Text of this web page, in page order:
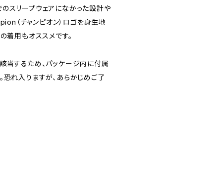
スリープウェアになかった設計や
（チャンピオン）ロゴを身生地
着用もオススメです。
当するため、パッケージ内に付属
恐れ入りますが、あらかじめご了